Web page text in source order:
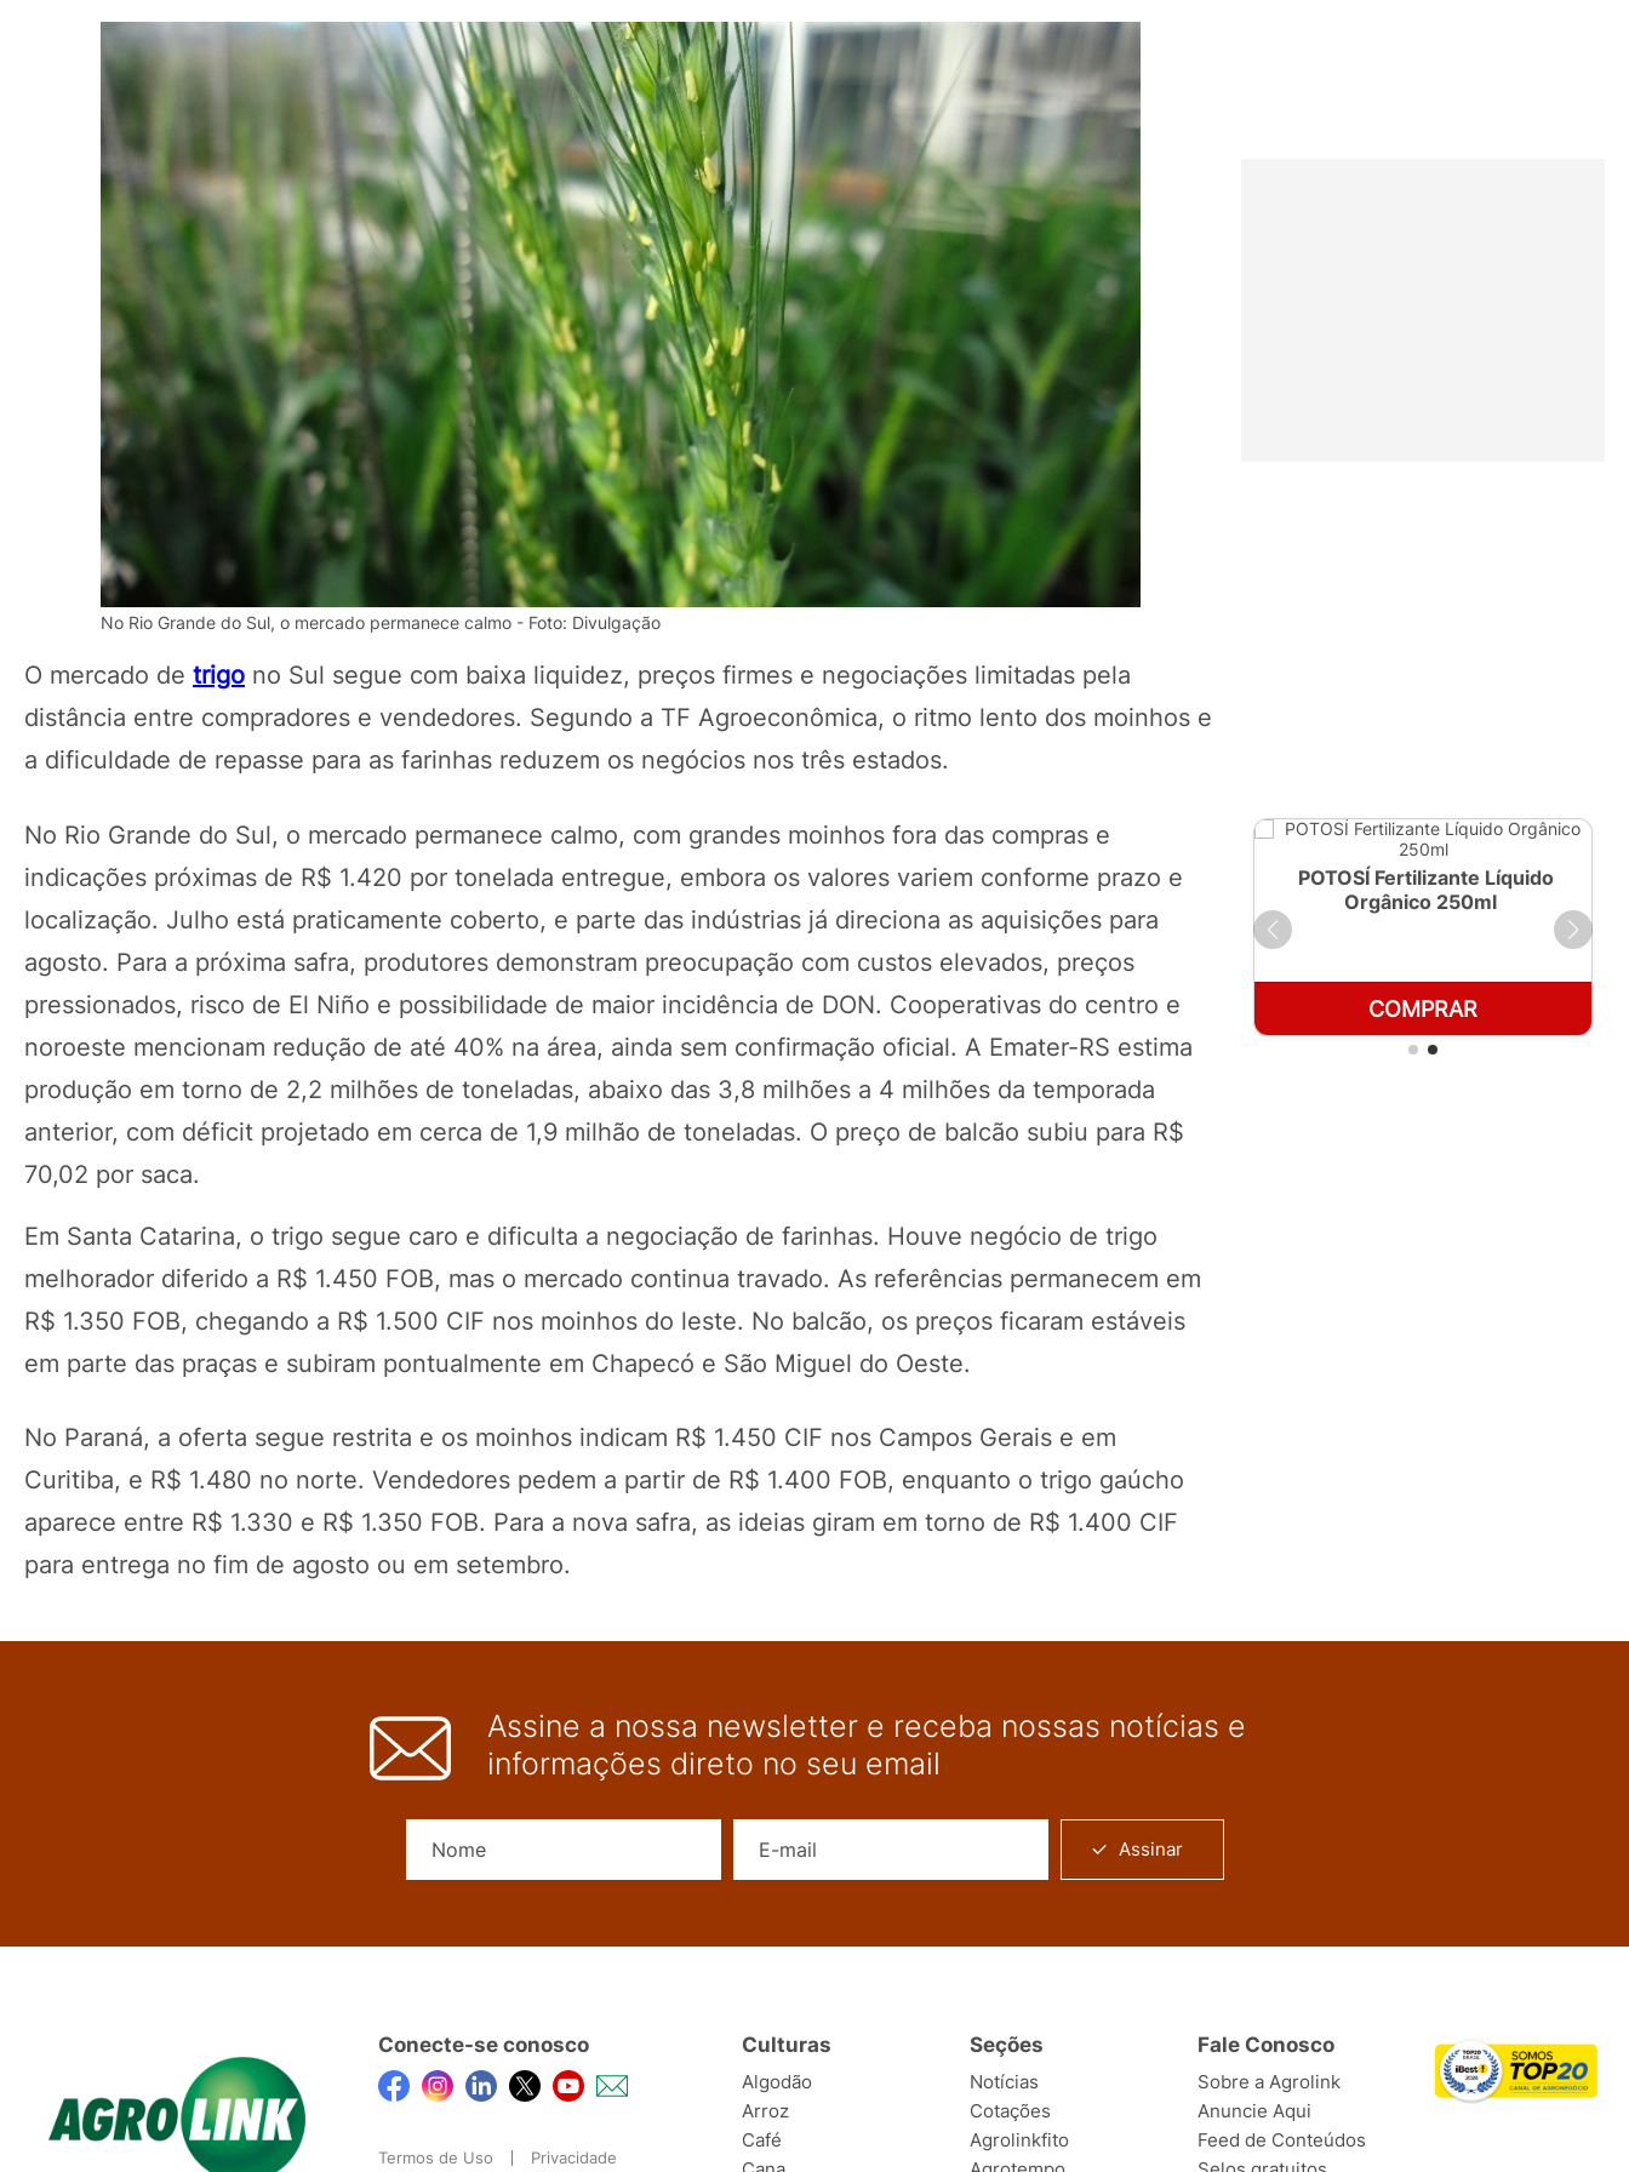
No Rio Grande do Sul, o mercado permanece calmo - Foto: Divulgação
O mercado de trigo no Sul segue com baixa liquidez, preços firmes e negociações limitadas pela
distância entre compradores e vendedores. Segundo a TF Agroeconômica, o ritmo lento dos moinhos e
a dificuldade de repasse para as farinhas reduzem os negócios nos três estados.
No Rio Grande do Sul, o mercado permanece calmo, com grandes moinhos fora das compras e
indicações próximas de R$ 1.420 por tonelada entregue, embora os valores variem conforme prazo e
localização. Julho está praticamente coberto, e parte das indústrias já direciona as aquisições para
agosto. Para a próxima safra, produtores demonstram preocupação com custos elevados, preços
pressionados, risco de El Niño e possibilidade de maior incidência de DON. Cooperativas do centro e
noroeste mencionam redução de até 40% na área, ainda sem confirmação oficial. A Emater-RS estima
produção em torno de 2,2 milhões de toneladas, abaixo das 3,8 milhões a 4 milhões da temporada
anterior, com déficit projetado em cerca de 1,9 milhão de toneladas. O preço de balcão subiu para R$
70,02 por saca.
Em Santa Catarina, o trigo segue caro e dificulta a negociação de farinhas. Houve negócio de trigo
melhorador diferido a R$ 1.450 FOB, mas o mercado continua travado. As referências permanecem em
R$ 1.350 FOB, chegando a R$ 1.500 CIF nos moinhos do leste. No balcão, os preços ficaram estáveis
em parte das praças e subiram pontualmente em Chapecó e São Miguel do Oeste.
No Paraná, a oferta segue restrita e os moinhos indicam R$ 1.450 CIF nos Campos Gerais e em
Curitiba, e R$ 1.480 no norte. Vendedores pedem a partir de R$ 1.400 FOB, enquanto o trigo gaúcho
aparece entre R$ 1.330 e R$ 1.350 FOB. Para a nova safra, as ideias giram em torno de R$ 1.400 CIF
para entrega no fim de agosto ou em setembro.
POTOSÍ Fertilizante Líquido
COMPRAR
POTOSÍ Fertilizante Líquido
Orgânico 250ml
COMPRAR
Assine a nossa newsletter e receba nossas notícias e
informações direto no seu email
Assinar
Conecte-se conosco
Termos de Uso Privacidade
Culturas
Algodão
Arroz
Café
Seções
Notícias
Cotações
Agrolinkfito
Fale Conosco
Sobre a Agrolink
Anuncie Aqui
Feed de Conteúdos